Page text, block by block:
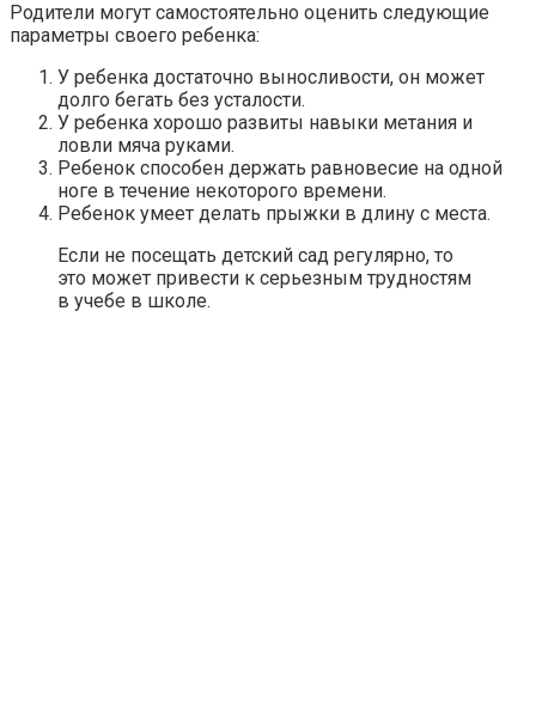
Родители могут самостоятельно оценить следующие
параметры своего ребенка:
У ребенка достаточно выносливости, он может
долго бегать без усталости.
У ребенка хорошо развиты навыки метания и
ловли мяча руками.
Ребенок способен держать равновесие на одной
ноге в течение некоторого времени.
Ребенок умеет делать прыжки в длину с места.
Если не посещать детский сад регулярно, то
это может привести к серьезным трудностям
в учебе в школе.